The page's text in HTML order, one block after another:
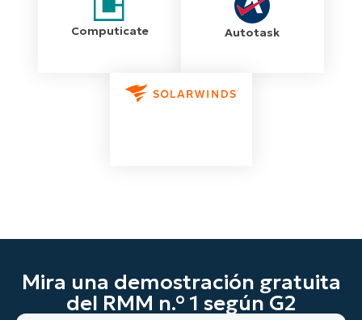
Computicate Autotask
Mira una demostración gratuita
del RMM n.° 1 según G2